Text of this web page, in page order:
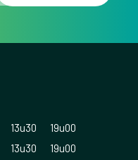
13u30
19u00
13u30
19u00